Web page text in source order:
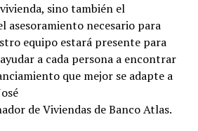
sino también el
asesoramiento necesario para
equipo estará presente para
a cada persona a encontrar
que mejor se adapte a
de Viviendas de Banco Atlas.